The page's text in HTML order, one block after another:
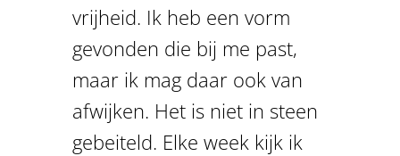
vrijheid. Ik heb een vorm
gevonden die bij me past,
maar ik mag daar ook van
afwijken. Het is niet in steen
gebeiteld. Elke week kijk ik